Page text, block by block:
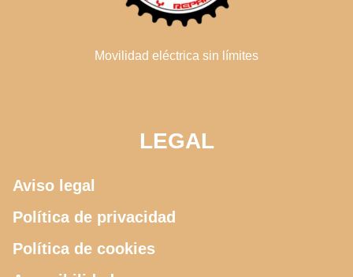
Movilidad eléctrica sin límites
LEGAL
Aviso legal
Política de privacidad
Política de cookies